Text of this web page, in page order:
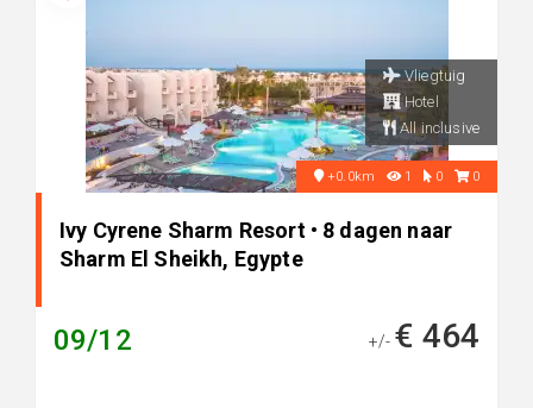
Vliegtuig
Hotel
All inclusive
+0.0km 1 0 0
Ivy Cyrene Sharm Resort • 8 dagen naar
Sharm El Sheikh, Egypte
09/12 +/- € 464